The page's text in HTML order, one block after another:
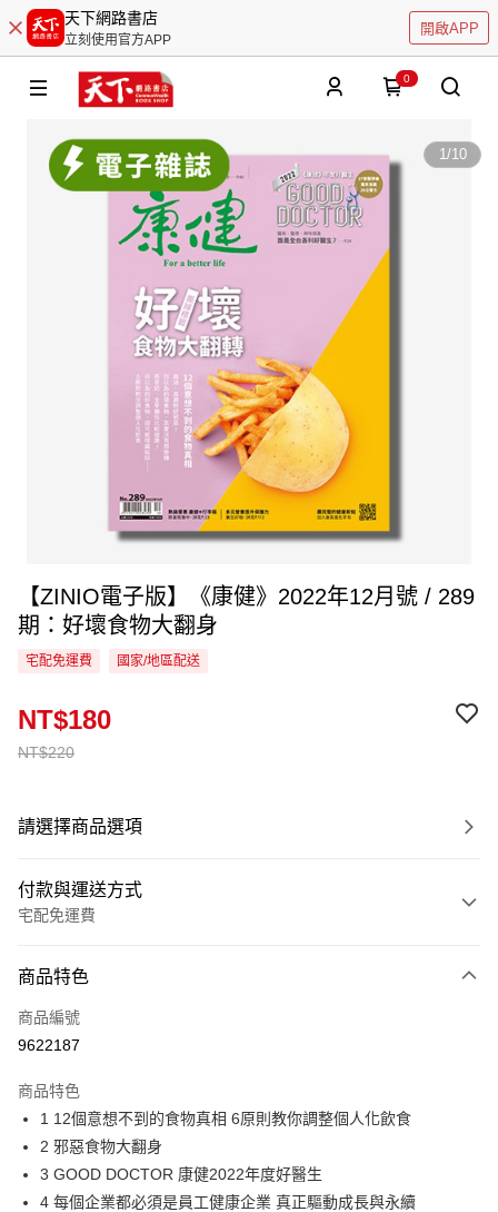
天下網路書店
立刻使用官方APP
開啟APP
0
1/10
【ZINIO電子版】《康健》2022年12月號 / 289
期：好壞食物大翻身
宅配免運費 國家/地區配送
NT$220
NT$180
請選擇商品選項
付款與運送方式
宅配免運費
信用卡一次付款
LINE Pay
街口支付
悠遊付
ATM付款
商品特色
商品編號
9622187
商品特色
1 12個意想不到的食物真相 6原則教你調整個人化飲食
2 邪惡食物大翻身
3 GOOD DOCTOR 康健2022年度好醫生
4 每個企業都必須是員工健康企業 真正驅動成長與永續